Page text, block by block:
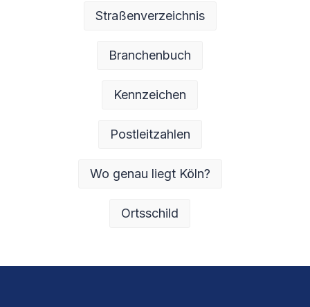
Straßenverzeichnis
Branchenbuch
Kennzeichen
Postleitzahlen
Wo genau liegt Köln?
Ortsschild